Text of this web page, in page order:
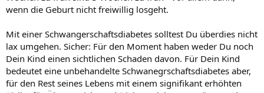
wenn die Geburt nicht freiwillig losgeht.
Mit einer Schwangerschaftsdiabetes solltest Du überdies nicht
lax umgehen. Sicher: Für den Moment haben weder Du noch
Dein Kind einen sichtlichen Schaden davon. Für Dein Kind
bedeutet eine unbehandelte Schwanegrschaftsdiabetes aber,
für den Rest seines Lebens mit einem signifikant erhöhten